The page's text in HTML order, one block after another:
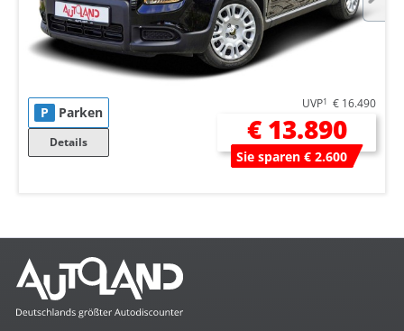
P Parken
Details
UVP1 € 16.490
€ 13.890
Sie sparen € 2.600